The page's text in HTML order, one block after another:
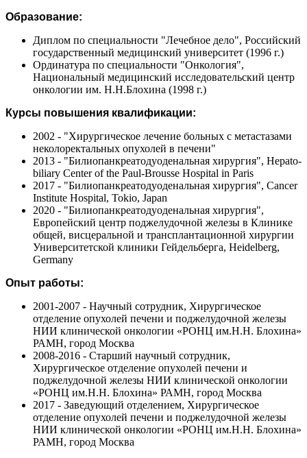
Образование:
Диплом по специальности "Лечебное дело", Российский
государственный медицинский университет (1996 г.)
Ординатура по специальности "Онкология",
Национальный медицинский исследовательский центр
онкологии им. Н.Н.Блохина (1998 г.)
Курсы повышения квалификации:
2002 - "Хирургическое лечение больных с метастазами
неколоректальных опухолей в печени"
2013 - "Билиопанкреатодуоденальная хирургия", Hepato-
biliary Center of the Paul-Brousse Hospital in Paris
2017 - "Билиопанкреатодуоденальная хирургия", Cancer
Institute Hospital, Tokio, Japan
2020 - "Билиопанкреатодуоденальная хирургия",
Европейский центр поджелудочной железы в Клинике
общей, висцеральной и трансплантационной хирургии
Университетской клиники Гейдельберга, Heidelberg,
Germany
Опыт работы:
2001-2007 - Научный сотрудник, Хирургическое
отделение опухолей печени и поджелудочной железы
НИИ клинической онкологии «РОНЦ им.Н.Н. Блохина»
РАМН, город Москва
2008-2016 - Старший научный сотрудник,
Хирургическое отделение опухолей печени и
поджелудочной железы НИИ клинической онкологии
«РОНЦ им.Н.Н. Блохина» РАМН, город Москва
2017 - Заведующий отделением, Хирургическое
отделение опухолей печени и поджелудочной железы
НИИ клинической онкологии «РОНЦ им.Н.Н. Блохина»
РАМН, город Москва